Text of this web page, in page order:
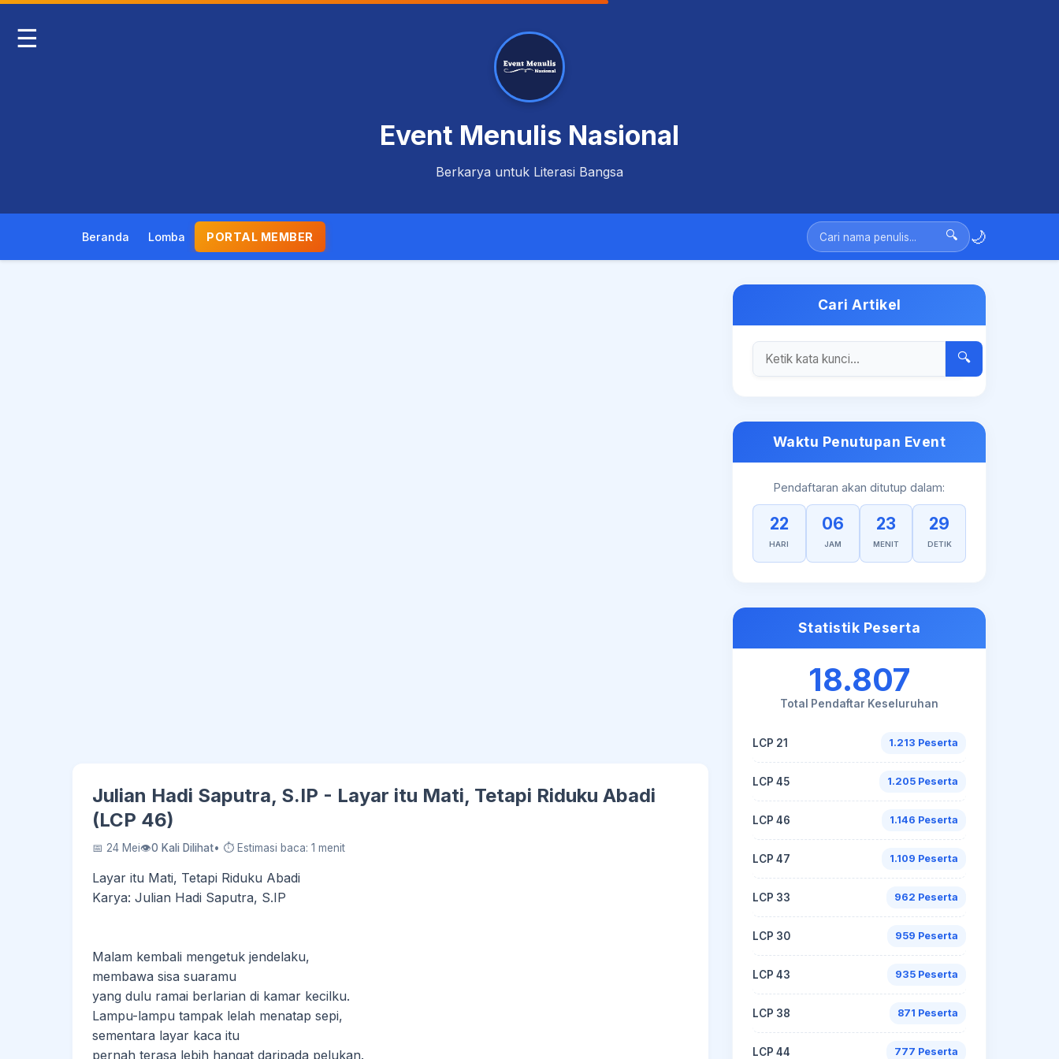
☰
Event Menulis Nasional
Berkarya untuk Literasi Bangsa
Beranda Lomba PORTAL MEMBER 🔍 🌙
Julian Hadi Saputra, S.IP - Layar itu Mati, Tetapi Riduku Abadi
(LCP 46)
📅 24 Mei👁0 Kali Dilihat• ⏱ Estimasi baca: 1 menit
Layar itu Mati, Tetapi Riduku Abadi
Karya: Julian Hadi Saputra, S.IP
Malam kembali mengetuk jendelaku,
membawa sisa suaramu
yang dulu ramai berlarian di kamar kecilku.
Lampu-lampu tampak lelah menatap sepi,
sementara layar kaca itu
pernah terasa lebih hangat daripada pelukan.
Cari Artikel
🔍
Waktu Penutupan Event
Pendaftaran akan ditutup dalam:
22
HARI
06
JAM
23
MENIT
29
DETIK
Statistik Peserta
18.807
Total Pendaftar Keseluruhan
LCP 21 1.213 Peserta
LCP 45 1.205 Peserta
LCP 46 1.146 Peserta
LCP 47 1.109 Peserta
LCP 33 962 Peserta
LCP 30 959 Peserta
LCP 43 935 Peserta
LCP 38 871 Peserta
LCP 44 777 Peserta